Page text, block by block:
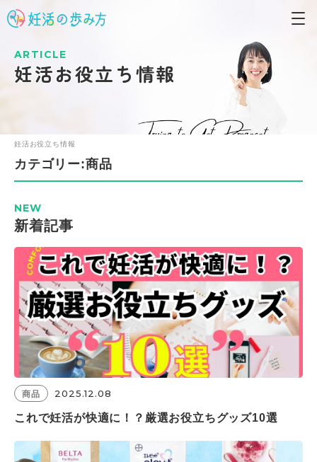
妊活お役立ち情報
ARTICLE
妊活お役立ち情報
カテゴリー:商品
NEW
新着記事
商品 2025.12.08
これで妊活が快適に！？厳選お役立ちグッズ10選